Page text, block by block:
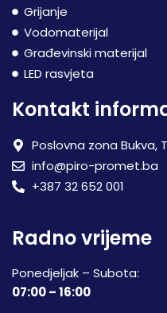
Grijanje
Vodomaterijal
Građevinski materijal
LED rasvjeta
Kontakt
Poslovna zona Bukva,
info@piro-promet.ba
+387 32 652 001
Radno vrijeme
Ponedjeljak – Subota:
07:00 – 16:00